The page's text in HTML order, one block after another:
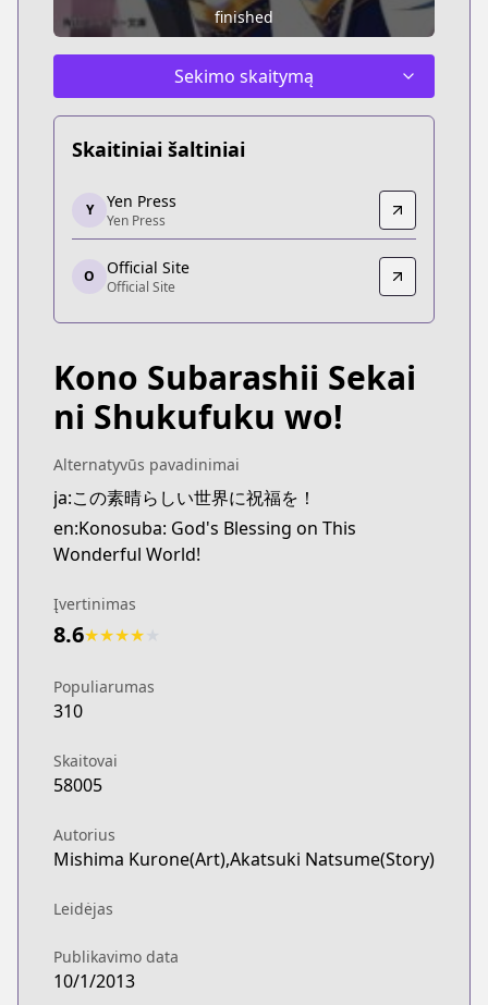
finished
Sekimo skaitymą
Skaitiniai šaltiniai
Yen Press
Yen Press
https://yenpress.com/series/konosuba-light-novel
Official Site
Official Site
https://sneakerbunko.jp/konosuba/
Y Yen Press
Yen Press
O Official Site
Official Site
Kono Subarashii Sekai
ni Shukufuku wo!
Alternatyvūs pavadinimai
ja:この素晴らしい世界に祝福を！
en:Konosuba: God's Blessing on This
Wonderful World!
Įvertinimas
8.6★★★★
Populiarumas
310
Skaitovai
58005
Autorius
Mishima Kurone(Art),Akatsuki Natsume(Story)
Leidėjas
Publikavimo data
10/1/2013